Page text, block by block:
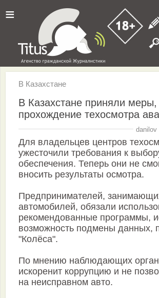
≡
В Казахстане
В Казахстане приняли
прохождение техосмотра
danilov
Для владельцев центров
ужесточили требования к
обеспечения. Теперь они не
вносить результаты осмотра.
Предпринимателей,
автомобилей, обязали
рекомендованные программы,
возможность подмены данных,
"Колёса".
По мнению наблюдающих
искоренит коррупцию и не
на неисправном авто.